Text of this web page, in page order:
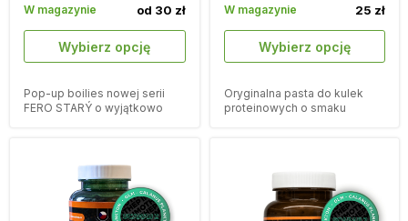
Wybierz opcję
od 30 zł
W magazynie
Pop-up boilies nowej serii
FERO STARÝ o wyjątkowo
Wybierz opcję
25 zł
W magazynie
Oryginalna pasta do kulek
proteinowych o smaku